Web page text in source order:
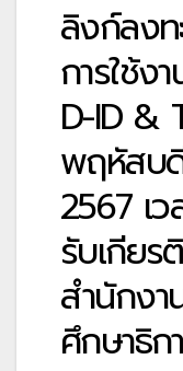
ลิงก์ลงท
การใช้ง
D-ID &
พฤหัสบ
2567 เ
รับเกียร
สำนักงา
ศึกษาธิก